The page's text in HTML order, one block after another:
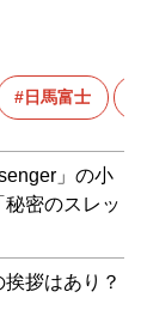
日馬富士
」の小
密のスレッ
拶はあり？